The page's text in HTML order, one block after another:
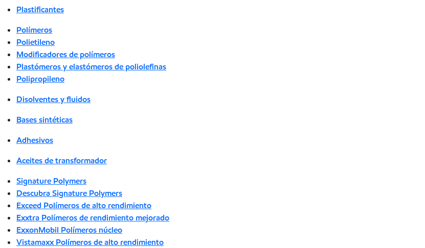
Plastificantes
Polímeros
Polietileno
Modificadores de polímeros
Plastómeros y elastómeros de poliolefinas
Polipropileno
Disolventes y fluidos
Bases sintéticas
Adhesivos
Aceites de transformador
Signature Polymers
Descubra Signature Polymers
Exceed Polímeros de alto rendimiento
Exxtra Polímeros de rendimiento mejorado
ExxonMobil Polímeros núcleo
Vistamaxx Polímeros de alto rendimiento